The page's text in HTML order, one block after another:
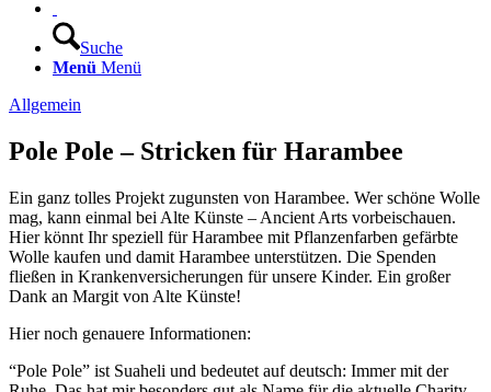
Suche
Menü Menü
Allgemein
Pole Pole – Stricken für Harambee
Ein ganz tolles Projekt zugunsten von Harambee. Wer schöne Wolle
mag, kann einmal bei Alte Künste – Ancient Arts vorbeischauen.
Hier könnt Ihr speziell für Harambee mit Pflanzenfarben gefärbte
Wolle kaufen und damit Harambee unterstützen. Die Spenden
fließen in Krankenversicherungen für unsere Kinder. Ein großer
Dank an Margit von Alte Künste!
Hier noch genauere Informationen:
“Pole Pole” ist Suaheli und bedeutet auf deutsch: Immer mit der